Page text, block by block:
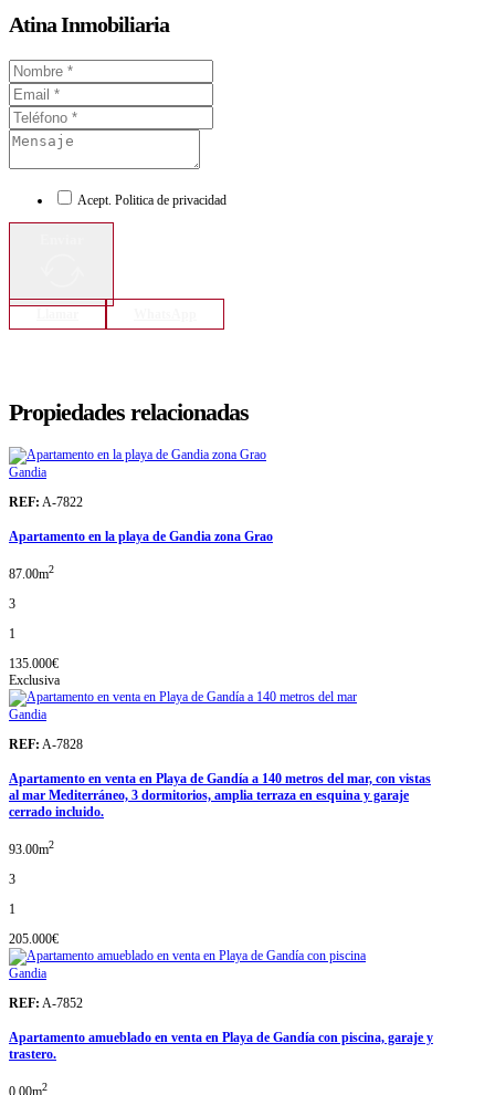
Atina Inmobiliaria
Acept. Politica de privacidad
Propiedades relacionadas
Gandia
REF: A-7822
Apartamento en la playa de Gandia zona Grao
87.00m2
3
1
135.000€
Exclusiva
Gandia
REF: A-7828
Apartamento en venta en Playa de Gandía a 140 metros del mar, con vistas
al mar Mediterráneo, 3 dormitorios, amplia terraza en esquina y garaje
cerrado incluido.
93.00m2
3
1
205.000€
Gandia
REF: A-7852
Apartamento amueblado en venta en Playa de Gandía con piscina, garaje y
trastero.
0.00m2